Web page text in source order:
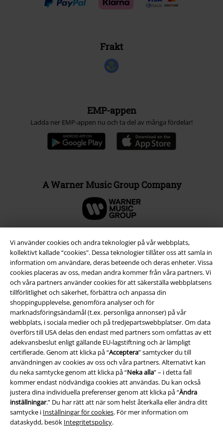
Vi använder cookies och andra teknologier på vår webbplats,
kollektivt kallade “cookies". Dessa teknologier tillåter oss att samla in
information om användare, deras beteende och deras enheter. Vissa
cookies placeras av oss, medan andra kommer från våra partners. Vi
och våra partners använder cookies för att säkerställa webbplatsens
tillförlitlighet och säkerhet, förbättra och anpassa din
shoppingupplevelse, genomföra analyser och för
marknadsföringsändamål (t.ex. personliga annonser) på vår
webbplats, i sociala medier och på tredjepartswebbplatser. Om data
överförs till USA delas den endast med partners som omfattas av ett
adekvansbeslut enligt gällande EU-lagstiftning och är lämpligt
certifierade. Genom att klicka på “Acceptera” samtycker du till
användningen av cookies av oss och våra partners. Alternativt kan
du neka samtycke genom att klicka på “Neka alla” – i detta fall
kommer endast nödvändiga cookies att användas. Du kan också
justera dina individuella preferenser genom att klicka på “Ändra
inställningar.” Du har rätt att när som helst återkalla eller ändra ditt
samtycke i Inställningar för cookies. För mer information om
dataskydd, besök Integritetspolicy.
Frakt
EMP-appen
Ladda ner EMP-appen nu och ta del av många fördelar!
A Warner Music Group Company
Juridisk information/Villkor
Villkor
Om oss
Ladda ner villkoren
Avfallshantering och miljöskydd